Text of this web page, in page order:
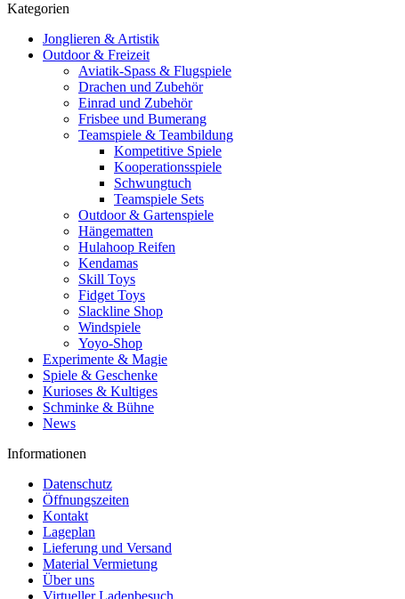
Kategorien
Jonglieren & Artistik
Outdoor & Freizeit
Aviatik-Spass & Flugspiele
Drachen und Zubehör
Einrad und Zubehör
Frisbee und Bumerang
Teamspiele & Teambildung
Kompetitive Spiele
Kooperationsspiele
Schwungtuch
Teamspiele Sets
Outdoor & Gartenspiele
Hängematten
Hulahoop Reifen
Kendamas
Skill Toys
Fidget Toys
Slackline Shop
Windspiele
Yoyo-Shop
Experimente & Magie
Spiele & Geschenke
Kurioses & Kultiges
Schminke & Bühne
News
Informationen
Datenschutz
Öffnungszeiten
Kontakt
Lageplan
Lieferung und Versand
Material Vermietung
Über uns
Virtueller Ladenbesuch